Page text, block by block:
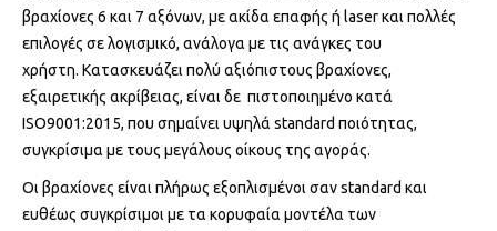
βραχίονες 6 και 7 αξόνων, με ακίδα επαφής ή laser και πολλές
επιλογές σε λογισμικό, ανάλογα με τις ανάγκες του
χρήστη. Κατασκευάζει πολύ αξιόπιστους βραχίονες,
εξαιρετικής ακρίβειας, είναι δε πιστοποιημένο κατά
ISO9001:2015, που σημαίνει υψηλά standard ποιότητας,
συγκρίσιμα με τους μεγάλους οίκους της αγοράς.
Οι βραχίονες είναι πλήρως εξοπλισμένοι σαν standard και
ευθέως συγκρίσιμοι με τα κορυφαία μοντέλα των